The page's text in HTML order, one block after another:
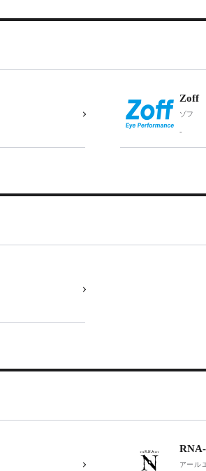
Zoff
ゾフ
-
アール